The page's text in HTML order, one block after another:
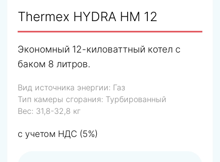
Thermex HYDRA HM 12
Экономный 12-киловаттный котел с
баком 8 литров.
Вид источника энергии: Газ
Тип камеры сгорания: Турбированный
Вес: 31,8-32,8 кг
с учетом НДС (5%)